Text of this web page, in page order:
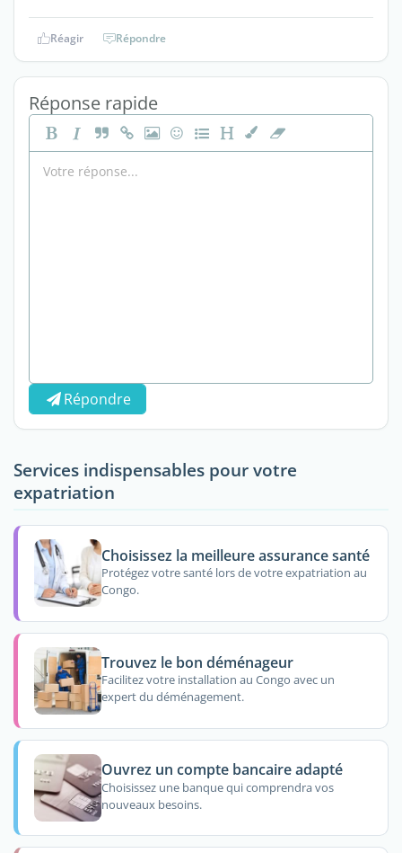
Réagir Répondre
Réponse rapide
Répondre
Services indispensables pour votre
expatriation
Choisissez la meilleure assurance santé
Protégez votre santé lors de votre expatriation au
Congo.
Trouvez le bon déménageur
Facilitez votre installation au Congo avec un
expert du déménagement.
Ouvrez un compte bancaire adapté
Choisissez une banque qui comprendra vos
nouveaux besoins.